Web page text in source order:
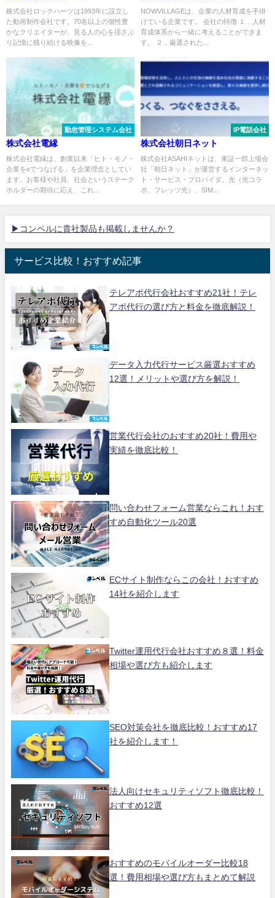
株式会社ロックハーツは1993年に設立し
た動画制作会社です。70名以上の個性豊
かなクリエイターが、⾒る⼈の⼼を揺さぶ
り記憶に残り続ける映像を...
NOWVILLAGEは、企業の人材育成を手掛
けている企業です。 会社の特徴 １．人材
育成体系から一緒に考えることができま
す。 ２．厳選された...
勤怠管理システム会社
株式会社電縁
株式会社電縁は、創業以来「ヒト・モノ・
企業をeでつなげる」を企業理念としてい
ます。お客様や社員、社会というステーク
ホルダーの期待に応え、これ...
IP電話会社
株式会社朝日ネット
株式会社ASAHIネットは、東証一部上場会
社「朝日ネット」が運営するインターネッ
ト・サービス・プロバイダ。光（光コラ
ボ、フレッツ光）、SIM...
▶コンペルに貴社製品も掲載しませんか？
サービス比較！おすすめ記事
テレアポ代行会社おすすめ21社！テレ
アポ代行の選び方と料金を徹底解説！
データ入力代行サービス厳選おすすめ
12選！メリットや選び方を解説！
営業代行会社のおすすめ20社！費用や
実績を徹底比較！
問い合わせフォーム営業ならこれ！おす
すめ自動化ツール20選
ECサイト制作ならこの会社！おすすめ
14社を紹介します
Twitter運用代行会社おすすめ８選！料金
相場や選び方も紹介します
SEO対策会社を徹底比較！おすすめ17
社を紹介します！
法人向けセキュリティソフト徹底比較！
おすすめ12選
おすすめのモバイルオーダー比較18
選！費用相場や選び方もまとめて解説